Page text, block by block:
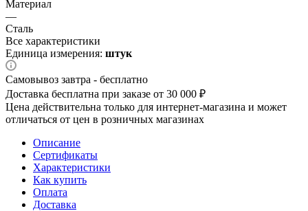
Материал
—
Сталь
Все характеристики
Единица измерения: штук
Самовывоз завтра - бесплатно
Доставка бесплатна при заказе от 30 000 ₽
Цена действительна только для интернет-магазина и может
отличаться от цен в розничных магазинах
Описание
Сертификаты
Характеристики
Как купить
Оплата
Доставка